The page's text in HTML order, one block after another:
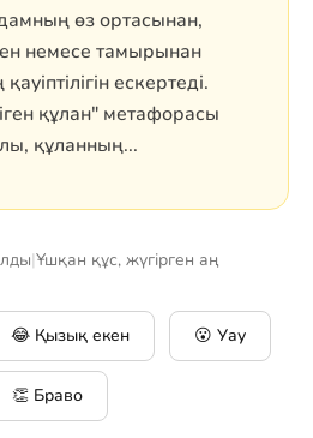
өз ортасынан,
немесе тамырынан
ескертеді.
құлан" метафорасы
құланның...
|Ұшқан құс, жүгірген аң
😂 Қызық екен 😮 Уау
👏 Браво